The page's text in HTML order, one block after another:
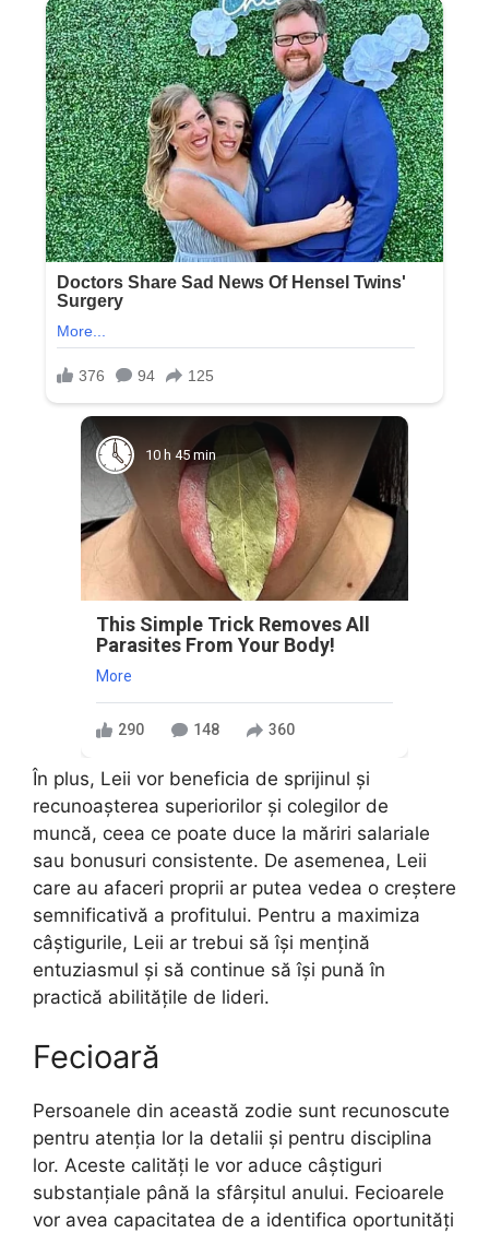
10 h 45 min
This Simple Trick Removes All
Parasites From Your Body!
More
290 148 360
În plus, Leii vor beneficia de sprijinul și
recunoașterea superiorilor și colegilor de
muncă, ceea ce poate duce la măriri salariale
sau bonusuri consistente. De asemenea, Leii
care au afaceri proprii ar putea vedea o creștere
semnificativă a profitului. Pentru a maximiza
câștigurile, Leii ar trebui să își mențină
entuziasmul și să continue să își pună în
practică abilitățile de lideri.
Fecioară
Persoanele din această zodie sunt recunoscute
pentru atenția lor la detalii și pentru disciplina
lor. Aceste calități le vor aduce câștiguri
substanțiale până la sfârșitul anului. Fecioarele
vor avea capacitatea de a identifica oportunități